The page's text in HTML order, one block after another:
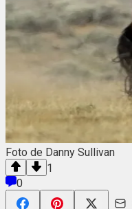
Foto de Danny Sullivan
1
0